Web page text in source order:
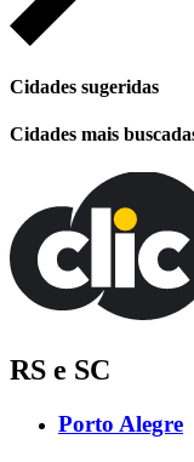
Cidades sugeridas
Cidades mais
RS e SC
Porto Alegre